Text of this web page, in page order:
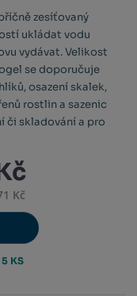
zesíťovaný
ukládat vodu
vydávat. Velikost
se doporučuje
osazení skalek,
rostlin a sazenic
či skladování a pro
Kč
KS